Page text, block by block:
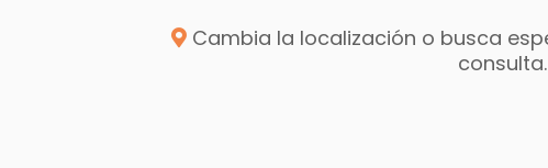
Cambia la localización o busca
consulta.